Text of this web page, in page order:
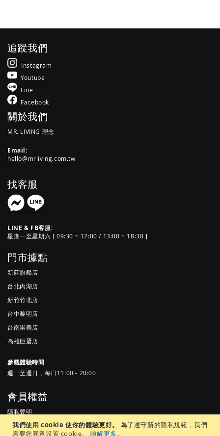
我們使用 cookie 使你的體驗更好。
為了遵守新的隱私規範，我們
需要您同意設置 cookie。
瞭解更多。
追蹤我們
Instagram
Youtube
Line
Facebook
關於我們
MR. LIVING 理念
Email:
hello@mrliving.com.tw
找客服
LINE & FB客服:
星期一至星期六 [ 09:30 ~ 12:00 / 13:00 ~ 18:30 ]
門市據點
新莊旗艦店
台北內湖店
新竹竹北店
台中黎明店
台南崇善店
高雄巨蛋店
參觀體驗時間
週一至週日，每日11:00 - 20:00
會員權益
隱私聲明
服務條款